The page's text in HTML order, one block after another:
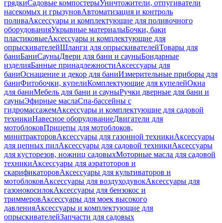
грядкиСадовые компостерыУничтожители, отпугиватели
насекомых и грызуновАвтоматизация и контроль
поливаАксессуары и комплектующие для поливочного
оборудованияУкрывные материалыБочки, баки
пластиковыеАксессуары и комплектующие для
опрыскивателейШланги для опрыскивателейТовары для
баниБаниСауныДвери для бани и сауныБондарные
изделияБанные принадлежностиАксессуары для
баниОснащение и декор для баниИзмерительные приборы для
баниФитобочки, купелиКомплектующие для купелейОкна
для баниМебель для бани и сауныРучки дверные для бани и
сауныЭфирные маслаСпа-бассейны с
гидромассажемАксессуары и комплектующие для садовой
техникиНавесное оборудованиеДвигатели для
мотоблоковПрицепы для мотоблоков,
минитракторовАксессуары для газонной техникиАксессуары
для цепных пилАксессуары для садовой техникиАксессуары
для кусторезов, ножниц садовыхМоторные масла для садовой
техникиАксессуары для аэратоторов и
скарификаторовАксессуары для культиваторов и
мотоблоковАксессуары для воздуходувокАксессуары для
газонокосилокАксессуары для бензокос и
триммеровАксессуары для моек высокого
давленияАксессуары и комплектующие для
опрыскивателейЗапчасти для садовых